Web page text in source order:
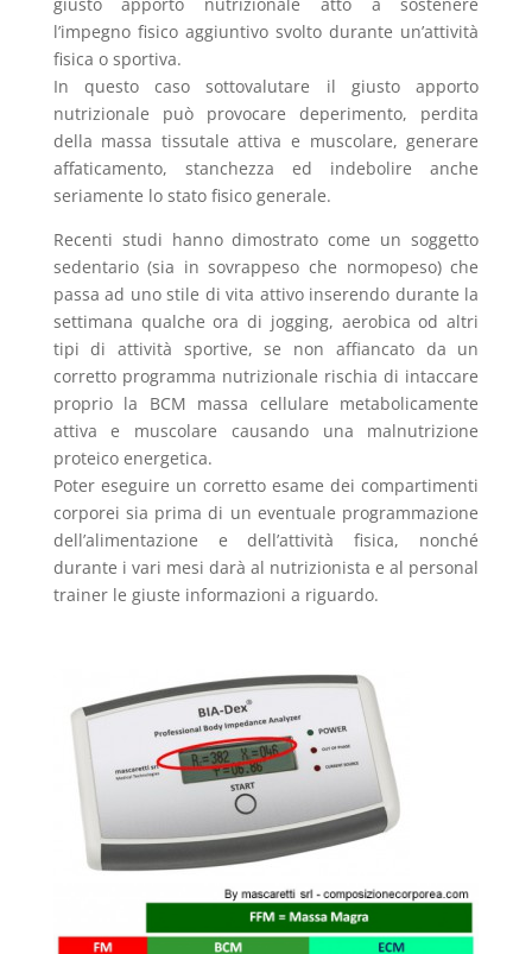
l’impegno fisico aggiuntivo svolto durante un’attività
fisica o sportiva.
In questo caso sottovalutare il giusto apporto
nutrizionale può provocare deperimento, perdita
della massa tissutale attiva e muscolare, generare
affaticamento, stanchezza ed indebolire anche
seriamente lo stato fisico generale.
Recenti studi hanno dimostrato come un soggetto
sedentario (sia in sovrappeso che normopeso) che
passa ad uno stile di vita attivo inserendo durante la
settimana qualche ora di jogging, aerobica od altri
tipi di attività sportive, se non affiancato da un
corretto programma nutrizionale rischia di intaccare
proprio la BCM massa cellulare metabolicamente
attiva e muscolare causando una malnutrizione
proteico energetica.
Poter eseguire un corretto esame dei compartimenti
corporei sia prima di un eventuale programmazione
dell’alimentazione e dell’attività fisica, nonché
durante i vari mesi darà al nutrizionista e al personal
trainer le giuste informazioni a riguardo.